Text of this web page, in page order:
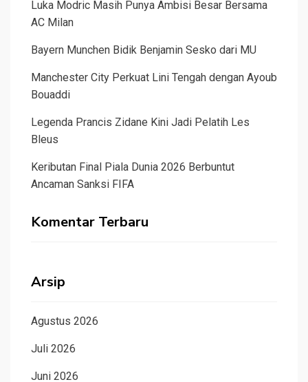
Luka Modric Masih Punya Ambisi Besar Bersama
AC Milan
Bayern Munchen Bidik Benjamin Sesko dari MU
Manchester City Perkuat Lini Tengah dengan Ayoub
Bouaddi
Legenda Prancis Zidane Kini Jadi Pelatih Les
Bleus
Keributan Final Piala Dunia 2026 Berbuntut
Ancaman Sanksi FIFA
Komentar Terbaru
Arsip
Agustus 2026
Juli 2026
Juni 2026